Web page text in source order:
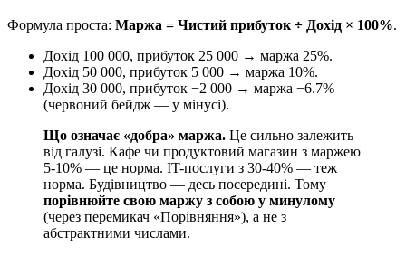
Формула проста: Маржа = Чистий прибуток ÷ Дохід × 100%.
Дохід 100 000, прибуток 25 000 → маржа 25%.
Дохід 50 000, прибуток 5 000 → маржа 10%.
Дохід 30 000, прибуток −2 000 → маржа −6.7%
(червоний бейдж — у мінусі).
Що означає «добра» маржа. Це сильно залежить
від галузі. Кафе чи продуктовий магазин з маржею
5-10% — це норма. IT-послуги з 30-40% — теж
норма. Будівництво — десь посередині. Тому
порівнюйте свою маржу з собою у минулому
(через перемикач «Порівняння»), а не з
абстрактними числами.